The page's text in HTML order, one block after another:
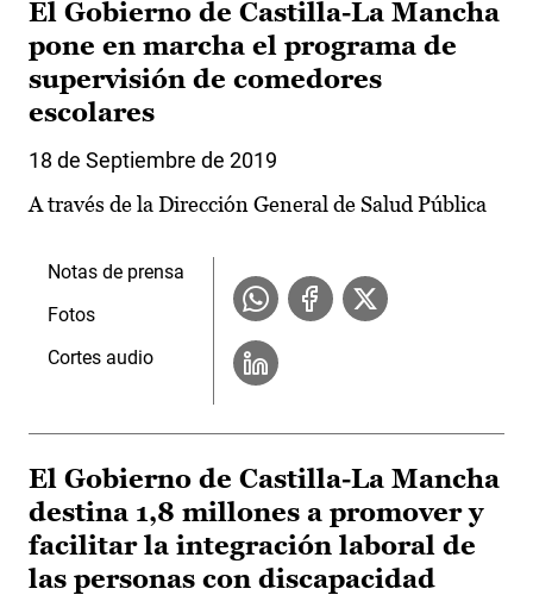
El Gobierno de Castilla-La Mancha
pone en marcha el programa de
supervisión de comedores
escolares
18 de Septiembre de 2019
A través de la Dirección General de Salud Pública
Notas de prensa
Fotos
Cortes audio
El Gobierno de Castilla-La Mancha
destina 1,8 millones a promover y
facilitar la integración laboral de
las personas con discapacidad